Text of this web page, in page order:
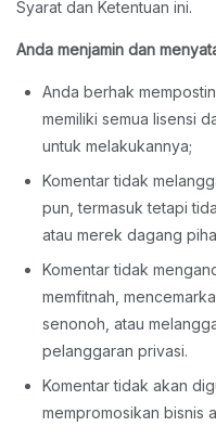
Syarat dan Ketentuan ini.
Anda menjamin dan
Anda berhak
memiliki semua lisensi
untuk melakukannya;
Komentar tidak
pun, termasuk tetapi
atau merek dagang
Komentar tidak
memfitnah,
senonoh, atau
pelanggaran privasi.
Komentar tidak akan
mempromosikan bisnis